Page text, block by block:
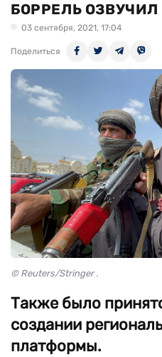
БОРРЕЛЬ
03 сентября, 2021, 17:04
Поделиться
© Reuters/Stringer .
Также было
создании
платформы.